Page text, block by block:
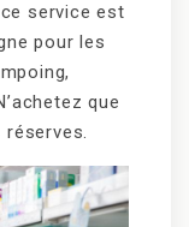
service est
pour les
que